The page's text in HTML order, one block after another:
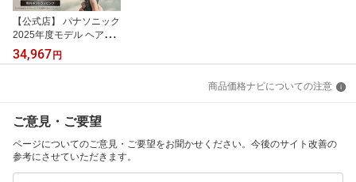
【公式店】 パナソニック
2025年度モデル ヘアー
ドライヤー ナノケア EH-
NA0K 無料ギフトラッピ
級 潤い ツヤ まとまり ダ
メージケア UVケア 送料
無料
34,967 円
商品価格ナビについての注意
ご意見・ご要望
ページについてのご意見・ご要望をお聞かせください。今後のサイト改善の
参考にさせていただきます。